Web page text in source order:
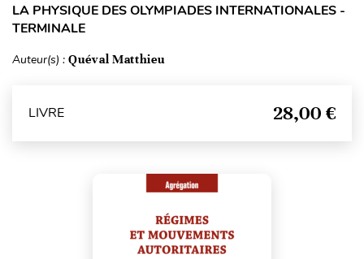
LA PHYSIQUE DES OLYMPIADES INTERNATIONALES -
TERMINALE
Auteur(s) : Quéval Matthieu
LIVRE 28,00 €